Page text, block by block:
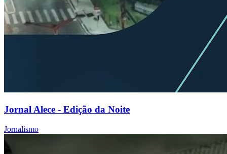
Jornal Alece - Edição da Noite
Jornalismo